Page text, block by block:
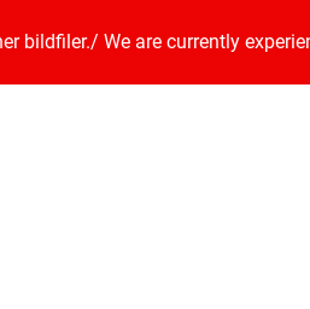
bildfiler./ We are currently